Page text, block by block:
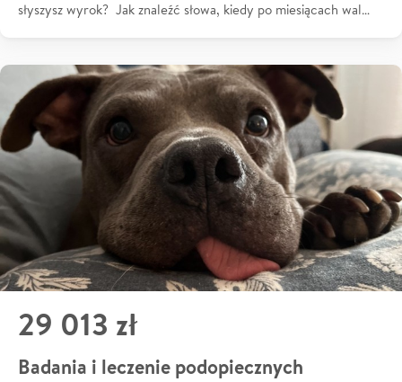
słyszysz wyrok? Jak znaleźć słowa, kiedy po miesiącach wal…
29 013 zł
Badania i leczenie podopiecznych